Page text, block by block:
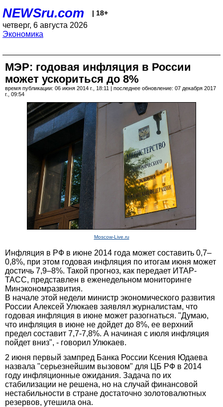
NEWSru.com | 18+
четверг, 6 августа 2026
Экономика
МЭР: годовая инфляция в России
может ускориться до 8%
время публикации: 06 июня 2014 г., 18:11 | последнее обновление: 07 декабря 2017
г., 09:54
Moscow-Live.ru
Инфляция в РФ в июне 2014 года может составить 0,7–
0,8%, при этом годовая инфляция по итогам июня может
достичь 7,9–8%. Такой прогноз, как передает ИТАР-
ТАСС, представлен в еженедельном мониторинге
Минэкономразвития.
В начале этой недели министр экономического развития
России Алексей Улюкаев заявлял журналистам, что
годовая инфляция в июне может разогнаться. "Думаю,
что инфляция в июне не дойдет до 8%, ее верхний
предел составит 7,7-7,8%. А начиная с июля инфляция
пойдет вниз", - говорил Улюкаев.
2 июня первый зампред Банка России Ксения Юдаева
назвала "серьезнейшим вызовом" для ЦБ РФ в 2014
году инфляционные ожидания. Задача по их
стабилизации не решена, но на случай финансовой
нестабильности в стране достаточно золотовалютных
резервов, утешила она.